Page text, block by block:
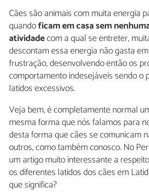
Cães são animais com muita energia
quandoficam em casa sem
atividadecom a qual se entreter,
descontam essa energia não gasta
frustração, desenvolvendo então os
comportamento indesejáveis sendo o
latidos excessivos.
Veja bem, é completamente normal
mesma forma que nós falamos para
desta forma que cães se comunicam
outros, como também conosco. No
um artigo muito interessante a
os diferentes latidos dos cães em
que significa?